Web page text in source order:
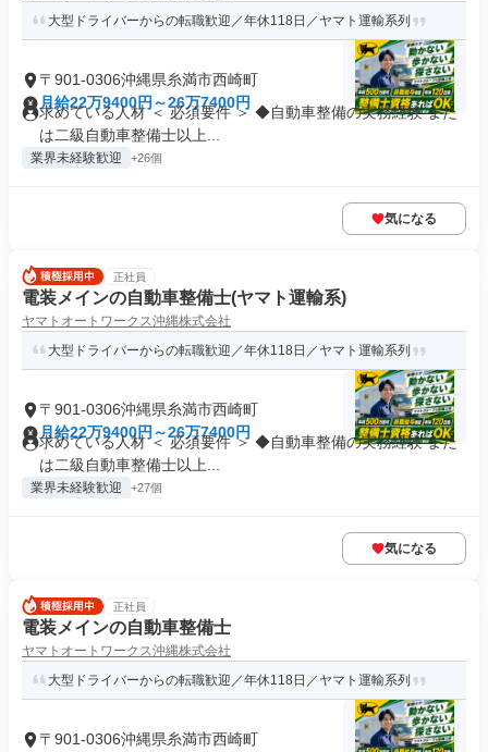
大型ドライバーからの転職歓迎／年休118日／ヤマト運輸系列
〒901-0306沖縄県糸満市西崎町
月給22万9400円～26万7400円
求めている人材 ＜ 必須要件 ＞ ◆自動車整備の実務経験 また
は二級自動車整備士以上...
業界未経験歓迎 +26個
気になる
正社員
電装メインの自動車整備士(ヤマト運輸系)
ヤマトオートワークス沖縄株式会社
大型ドライバーからの転職歓迎／年休118日／ヤマト運輸系列
〒901-0306沖縄県糸満市西崎町
月給22万9400円～26万7400円
求めている人材 ＜ 必須要件 ＞ ◆自動車整備の実務経験 また
は二級自動車整備士以上...
業界未経験歓迎 +27個
気になる
正社員
電装メインの自動車整備士
ヤマトオートワークス沖縄株式会社
大型ドライバーからの転職歓迎／年休118日／ヤマト運輸系列
〒901-0306沖縄県糸満市西崎町